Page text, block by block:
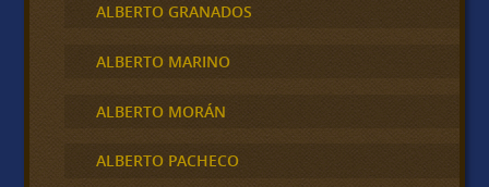
ALBERTO GRANADOS
ALBERTO MARINO
ALBERTO MORÁN
ALBERTO PACHECO